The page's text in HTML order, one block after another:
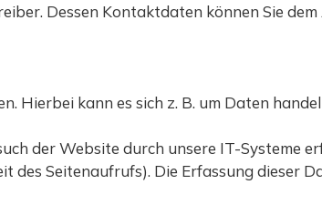
Dessen Kontaktdaten können Sie
Hierbei kann es sich z. B. um Daten
der Website durch unsere IT-Systeme
des Seitenaufrufs). Die Erfassung dieser